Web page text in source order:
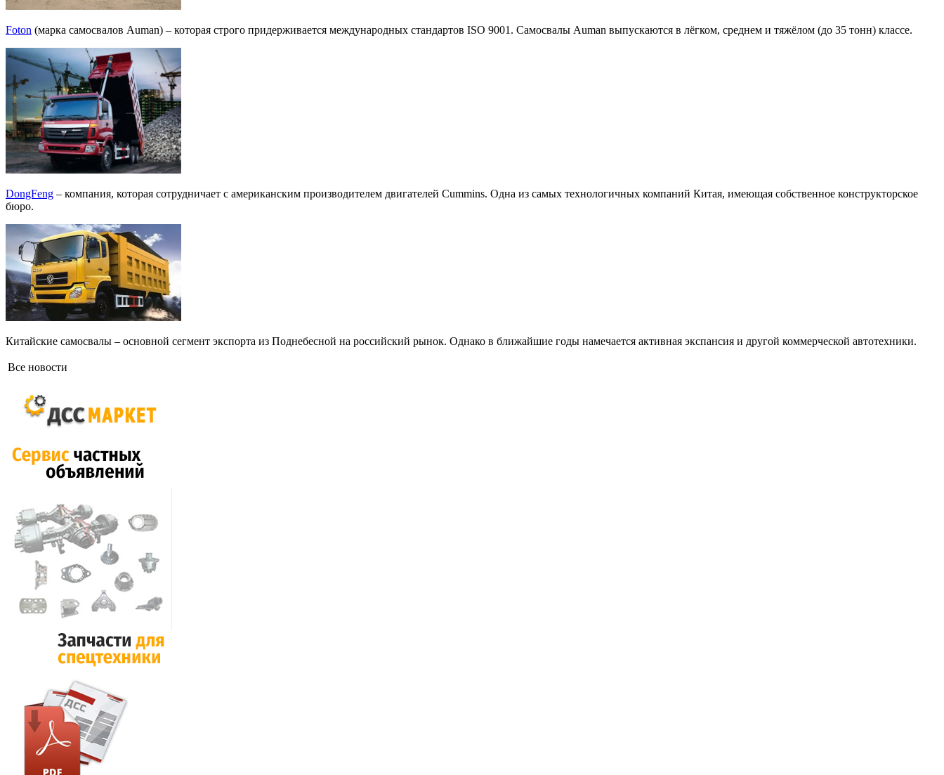
Foton (марка самосвалов Auman) – которая строго придерживается международных стандартов ISO 9001. Самосвалы Auman выпускаются в лёгком, среднем и тяжёлом (до 35 тонн) классе.
DongFeng – компания, которая сотрудничает с американским производителем двигателей Cummins. Одна из самых технологичных компаний Китая, имеющая собственное конструкторское
бюро.
Китайские самосвалы – основной сегмент экспорта из Поднебесной на российский рынок. Однако в ближайшие годы намечается активная экспансия и другой коммерческой автотехники.
Все новости